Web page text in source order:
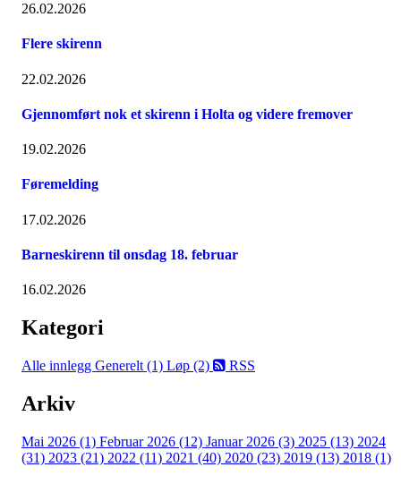
26.02.2026
Flere skirenn
22.02.2026
Gjennomført nok et skirenn i Holta og videre fremover
19.02.2026
Føremelding
17.02.2026
Barneskirenn til onsdag 18. februar
16.02.2026
Kategori
Alle innlegg Generelt (1) Løp (2) RSS
Arkiv
Mai 2026 (1) Februar 2026 (12) Januar 2026 (3) 2025 (13) 2024
(31) 2023 (21) 2022 (11) 2021 (40) 2020 (23) 2019 (13) 2018 (1)